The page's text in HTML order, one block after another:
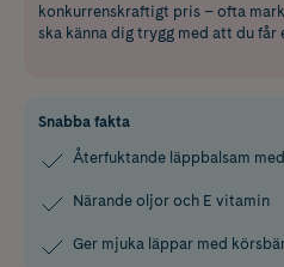
konkurrenskraftigt pris – ofta
ska känna dig trygg med att du
Snabba fakta
Återfuktande läppbalsam
Närande oljor och E vitamin
Ger mjuka läppar med